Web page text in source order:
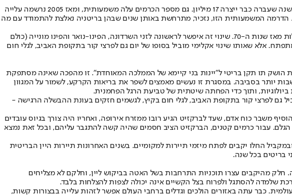
ההצלחה, במקרה שלפנינו, משתקפת במספרים. אם בשנת 2017 כולה הפיקה תעשיית היין הבריטית כארבעה מיליון בקבוקים, בשנה שעברה כבר ייצרה 17 מיליון. גם מספר הכרמים עלה משמעותית, ומאז 2005 נרשמה עלייה
בשטחי הגידול. ענף היין הבריטי מגלגל כיום יותר מ-14 מיליארד פאונד בשנה, ומעסיק יותר מ-10,000 עובדים. הדרמה המשמעותית הזו, נזכיר, מתרחשת באותן שנים שבהן בריטניה נאלצת להתמודד עם מה
איך אפשר להסביר את המפנה? דומה שיש להתחיל בשינוי התנאים הפיזיים, ובמיוחד בעליית הטמפרטורה הממוצעת בשתי מעלות מאז שנות ה-70. שינוי זה איפשר לראשונה לזני השרדונה, הפינו-נואר והפינו מונייה (כולם
אלא שאותו שינוי אקלימי מוביל בסופו של יום גם לפרצי קור בתקופת האביב, לגלי חום
הושק תו תקן בריטי ל"יינות בני קיימא של הממלכה המאוחדת". זו מהפכה שאינה מסתפקת
יותר בסביבה. במסגרת זו נעשים מאמצים לשפר את בריאות הקרקע, לשמור על המגוון
ותוך כדי הפחתה שיטתית של טביעת הרגל הפחמנית.
גם לפרצי קור בתקופת האביב, לגלי חום בקיץ, לגשמים חזקים בעונת ההבשלה הרגישה -
משבר כוח אדם, שעד לברקזיט הגיע רובו ממזרח אירופה, ואחריו היה צורך בגיוס עובדים
הגלם. עבור כרמים קטנים, הברקזיט הציב חסמים שהיה קשה להתגבר עליהם, ובכל זאת נמצא
החלו יקבים לפתח מיזמי תיירות למקומיים. בשנים האחרונות תיירות היין הבריטית
בריטים בכל שנה.
חלק מהיקבים עצרו תוכניות התרחבות בשל האטה בביקוש ליין, וחלקם לא מצליחים
שלמדה להסתגל ולפרוח בצל הקשיים אינה יכולה לצפות להצלחות בלבד.
כבר עתה באזורים הולכים וגדלים ברחבי העולם אפשר לזהות עלייה בבצורות קשות,